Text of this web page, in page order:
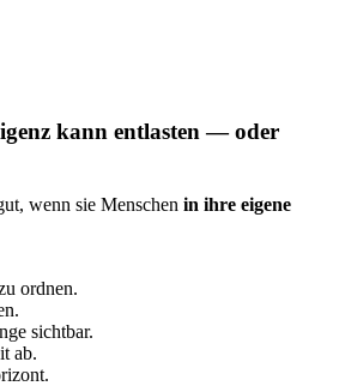
kann entlasten — oder
wenn sie Menschen in ihre eigene
ordnen.
sichtbar.
ab.